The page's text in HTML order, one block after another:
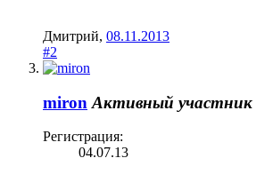
Дмитрий, 08.11.2013
#2
miron Активный участник
Регистрация:
04.07.13